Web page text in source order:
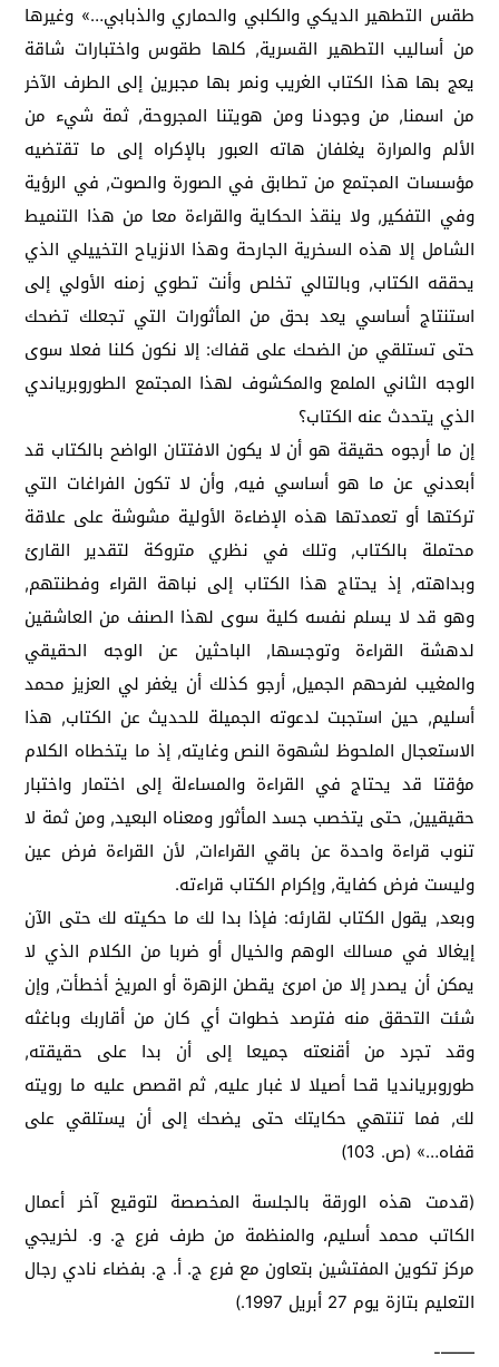
طقس التطهير الديكي والكلبي والحماري والذبابي…» وغيرها
من أساليب التطهير القسرية, كلها طقوس واختبارات شاقة
يعج بها هذا الكتاب الغريب ونمر بها مجبرين إلى الطرف الآخر
من اسمنا, من وجودنا ومن هويتنا المجروحة, ثمة شيء من
الألم والمرارة يغلفان هاته العبور بالإكراه إلى ما تقتضيه
مؤسسات المجتمع من تطابق في الصورة والصوت, في الرؤية
وفي التفكير, ولا ينقذ الحكاية والقراءة معا من هذا التنميط
الشامل إلا هذه السخرية الجارحة وهذا الانزياح التخييلي الذي
يحققه الكتاب, وبالتالي تخلص وأنت تطوي زمنه الأولي إلى
استنتاج أساسي يعد بحق من المأثورات التي تجعلك تضحك
حتى تستلقي من الضحك على قفاك: إلا نكون كلنا فعلا سوى
الوجه الثاني الملمع والمكشوف لهذا المجتمع الطوروبرياندي
الذي يتحدث عنه الكتاب؟
إن ما أرجوه حقيقة هو أن لا يكون الافتتان الواضح بالكتاب قد
أبعدني عن ما هو أساسي فيه, وأن لا تكون الفراغات التي
تركتها أو تعمدتها هذه الإضاءة الأولية مشوشة على علاقة
محتملة بالكتاب, وتلك في نظري متروكة لتقدير القارئ
وبداهته, إذ يحتاج هذا الكتاب إلى نباهة القراء وفطنتهم,
وهو قد لا يسلم نفسه كلية سوى لهذا الصنف من العاشقين
لدهشة القراءة وتوجسها, الباحثين عن الوجه الحقيقي
والمغيب لفرحهم الجميل, أرجو كذلك أن يغفر لي العزيز محمد
أسليم, حين استجبت لدعوته الجميلة للحديث عن الكتاب, هذا
الاستعجال الملحوظ لشهوة النص وغايته, إذ ما يتخطاه الكلام
مؤقتا قد يحتاج في القراءة والمساءلة إلى اختمار واختبار
حقيقيين, حتى يتخصب جسد المأثور ومعناه البعيد, ومن ثمة لا
تنوب قراءة واحدة عن باقي القراءات, لأن القراءة فرض عين
وليست فرض كفاية, وإكرام الكتاب قراءته.
وبعد, يقول الكتاب لقارئه: فإذا بدا لك ما حكيته لك حتى الآن
إيغالا في مسالك الوهم والخيال أو ضربا من الكلام الذي لا
يمكن أن يصدر إلا من امرئ يقطن الزهرة أو المريخ أخطأت, وإن
شئت التحقق منه فترصد خطوات أي كان من أقاربك وباغثه
وقد تجرد من أقنعته جميعا إلى أن بدا على حقيقته,
طوروبريانديا قحا أصيلا لا غبار عليه, ثم اقصص عليه ما رويته
لك, فما تنتهي حكايتك حتى يضحك إلى أن يستلقي على
قفاه…» (ص. 103)
(قدمت هذه الورقة بالجلسة المخصصة لتوقيع آخر أعمال
الكاتب محمد أسليم، والمنظمة من طرف فرع ج. و. لخريجي
مركز تكوين المفتشين بتعاون مع فرع ج. أ. ج. بفضاء نادي رجال
التعليم بتازة يوم 27 أبريل 1997.)
——-